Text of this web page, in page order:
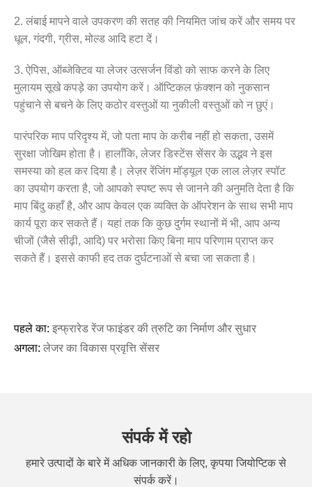
2. लंबाई मापने वाले उपकरण की सतह की नियमित जांच करें और समय पर
धूल, गंदगी, ग्रीस, मोल्ड आदि हटा दें।
3. ऐपिस, ऑब्जेक्टिव या लेजर उत्सर्जन विंडो को साफ करने के लिए
मुलायम सूखे कपड़े का उपयोग करें। ऑप्टिकल फ़ंक्शन को नुकसान
पहुंचाने से बचने के लिए कठोर वस्तुओं या नुकीली वस्तुओं को न छुएं।
पारंपरिक माप परिदृश्य में, जो पता माप के करीब नहीं हो सकता, उसमें
सुरक्षा जोखिम होता है। हालाँकि, लेजर डिस्टेंस सेंसर के उद्भव ने इस
समस्या को हल कर दिया है। लेज़र रेंजिंग मॉड्यूल एक लाल लेज़र स्पॉट
का उपयोग करता है, जो आपको स्पष्ट रूप से जानने की अनुमति देता है कि
माप बिंदु कहाँ है, और आप केवल एक व्यक्ति के ऑपरेशन के साथ सभी माप
कार्य पूरा कर सकते हैं। यहां तक ​​कि कुछ दुर्गम स्थानों में भी, आप अन्य
चीजों (जैसे सीढ़ी, आदि) पर भरोसा किए बिना माप परिणाम प्राप्त कर
सकते हैं। इससे काफी हद तक दुर्घटनाओं से बचा जा सकता है।
पहले का: इन्फ्रारेड रेंज फाइंडर की त्रुटि का निर्माण और सुधार
अगला: लेजर का विकास प्रवृत्ति सेंसर
संपर्क में रहो
हमारे उत्पादों के बारे में अधिक जानकारी के लिए, कृपया जियोप्टिक से
संपर्क करें।